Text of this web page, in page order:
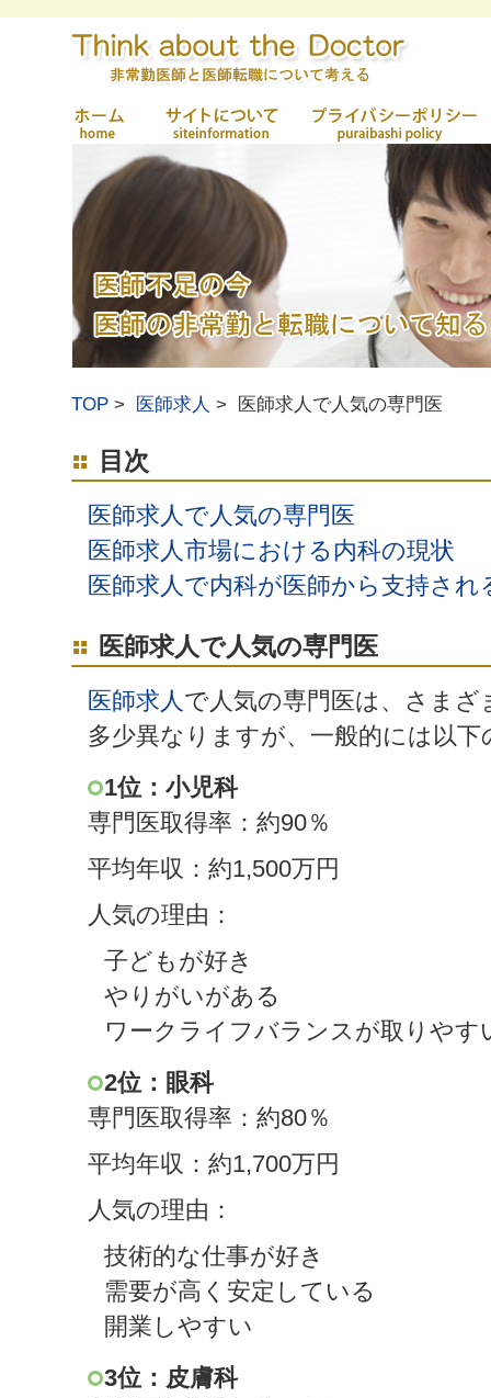
TOP 医師求人 医師求人で人気の専門医
目次
医師求人で人気の専門医
医師求人市場における内科の現状
医師求人で内科が医師から支持され
医師求人で人気の専門医
医師求人で人気の専門医は、さま
多少異なりますが、一般的には以
1位：小児科
専門医取得率：約90％
平均年収：約1,500万円
人気の理由：
子どもが好き
やりがいがある
ワークライフバランスが取りやす
2位：眼科
専門医取得率：約80％
平均年収：約1,700万円
人気の理由：
技術的な仕事が好き
需要が高く安定している
開業しやすい
3位：皮膚科